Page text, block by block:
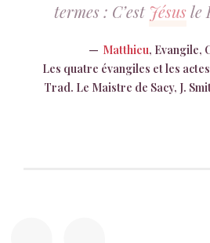
termes : C’est Jésusle
Matthieu, Evangile,
Les quatre évangiles et les
Trad. Le Maistre de Sacy, J.